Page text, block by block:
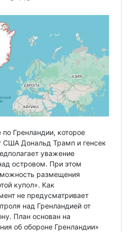
Гренландии, которое
США Дональд Трамп и генсек
уважение
островом. При этом
размещения
купол». Как
не предусматривает
над Гренландией от
План основан на
об обороне Гренландии»